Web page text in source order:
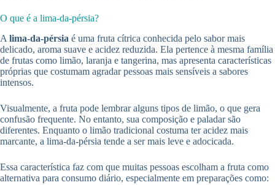
O que é a lima-da-pérsia?
A lima-da-pérsia é uma fruta cítrica conhecida pelo sabor mais
delicado, aroma suave e acidez reduzida. Ela pertence à mesma família
de frutas como limão, laranja e tangerina, mas apresenta características
próprias que costumam agradar pessoas mais sensíveis a sabores
intensos.
Visualmente, a fruta pode lembrar alguns tipos de limão, o que gera
confusão frequente. No entanto, sua composição e paladar são
diferentes. Enquanto o limão tradicional costuma ter acidez mais
marcante, a lima-da-pérsia tende a ser mais leve e adocicada.
Essa característica faz com que muitas pessoas escolham a fruta como
alternativa para consumo diário, especialmente em preparações como: